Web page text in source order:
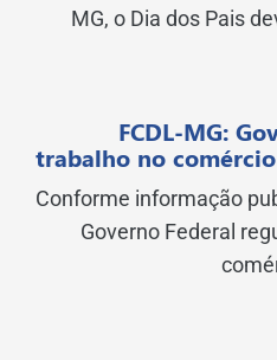
MG, o Dia dos Pais
FCDL-MG:
trabalho no
Conforme informação
Governo Federal